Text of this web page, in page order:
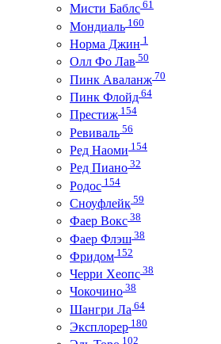
Мисти Баблс 61
Мондиаль 160
Норма Джин 1
Олл Фо Лав 50
Пинк Аваланж 70
Пинк Флойд 64
Престиж 154
Ревиваль 56
Ред Наоми 154
Ред Пиано 32
Родос 154
Сноуфлейк 59
Фаер Вокс 38
Фаер Флэш 38
Фридом 152
Черри Хеопс 38
Чокочино 38
Шангри Ла 64
Эксплорер 180
102